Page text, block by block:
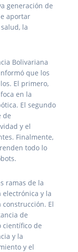
generación de
aportar
la
Bolivariana
que los
El primero,
en la
El segundo
de
y el
Finalmente,
todo lo
ramas de la
electrónica y la
El
de
científico de
y la
y el